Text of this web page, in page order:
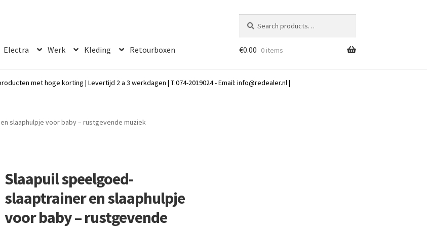
for:
Electra Werk Kleding Retourboxen €0.00 0 items
met hoge korting | Levertijd 2 a 3 werkdagen | T:074-2019024 - Email: info@redealer.nl|
slaaphulpje voor baby – rustgevende muziek
Slaapuil speelgoed-
slaaptrainer en slaaphulpje
voor baby – rustgevende